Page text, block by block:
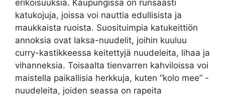
erikoisuuksia. Kaupungissa on runsaasti
katukojuja, joissa voi nauttia edullisista ja
maukkaista ruoista. Suosituimpia katukeittiön
annoksia ovat laksa-nuudelit, joihin kuuluu
curry-kastikkeessa keitettyjä nuudeleita, lihaa ja
vihanneksia. Toisaalta tienvarren kahviloissa voi
maistella paikallisia herkkuja, kuten ”kolo mee” -
nuudeleita, joiden seassa on rapeita